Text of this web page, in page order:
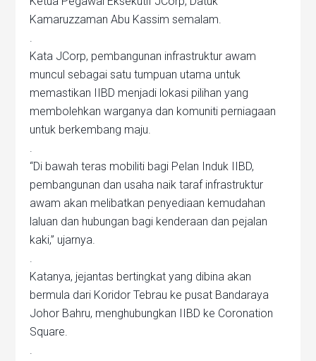
Kamaruzzaman Abu Kassim semalam.
.
Kata JCorp, pembangunan infrastruktur awam
muncul sebagai satu tumpuan utama untuk
memastikan IIBD menjadi lokasi pilihan yang
membolehkan warganya dan komuniti perniagaan
untuk berkembang maju.
.
“Di bawah teras mobiliti bagi Pelan Induk IIBD,
pembangunan dan usaha naik taraf infrastruktur
awam akan melibatkan penyediaan kemudahan
laluan dan hubungan bagi kenderaan dan pejalan
kaki,” ujarnya.
.
Katanya, jejantas bertingkat yang dibina akan
bermula dari Koridor Tebrau ke pusat Bandaraya
Johor Bahru, menghubungkan IIBD ke Coronation
Square.
.